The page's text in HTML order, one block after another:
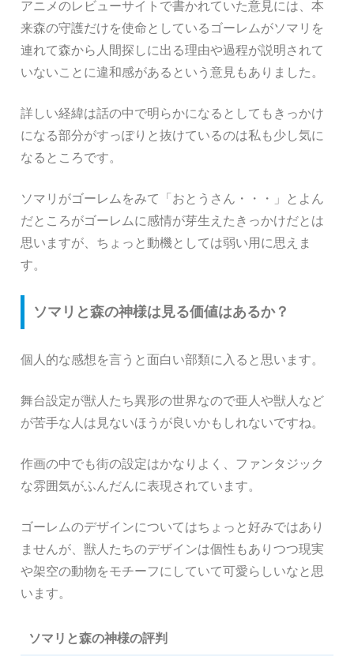
アニメのレビューサイトで書かれていた意見には、本
来森の守護だけを使命としているゴーレムがソマリを
連れて森から人間探しに出る理由や過程が説明されて
いないことに違和感があるという意見もありました。
詳しい経緯は話の中で明らかになるとしてもきっかけ
になる部分がすっぽりと抜けているのは私も少し気に
なるところです。
ソマリがゴーレムをみて「おとうさん・・・」とよん
だところがゴーレムに感情が芽生えたきっかけだとは
思いますが、ちょっと動機としては弱い用に思えま
す。
ソマリと森の神様は見る価値はあるか？
個人的な感想を言うと面白い部類に入ると思います。
舞台設定が獣人たち異形の世界なので亜人や獣人など
が苦手な人は見ないほうが良いかもしれないですね。
作画の中でも街の設定はかなりよく、ファンタジック
な雰囲気がふんだんに表現されています。
ゴーレムのデザインについてはちょっと好みではあり
ませんが、獣人たちのデザインは個性もありつつ現実
や架空の動物をモチーフにしていて可愛らしいなと思
います。
ソマリと森の神様の評判